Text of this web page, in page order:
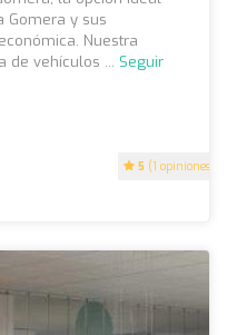
5 (1 opiniones)
Gomera y sus
Nuestra
de vehículos ... Seguir